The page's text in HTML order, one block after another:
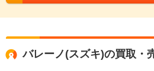
バレーノ(スズキ)の買取・